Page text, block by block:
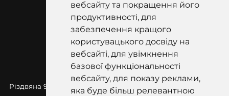
вебсайту та покращення його
продуктивності, для
забезпечення кращого
користувацького досвіду на
вебсайті, для увімкнення
базової функціональності
вебсайту, для показу реклами,
яка буде більш релевантною
Різдвяна 97к, Коростишів, Житомирська